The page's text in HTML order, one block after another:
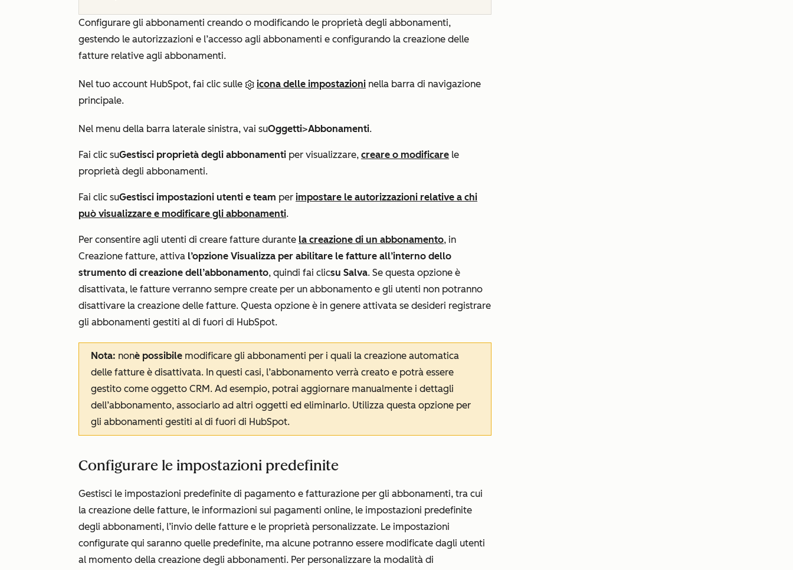
Configurare gli abbonamenti creando o modificando le proprietà degli abbonamenti,
gestendo le autorizzazioni e l’accesso agli abbonamenti e configurando la creazione delle
fatture relative agli abbonamenti.
Nel tuo account HubSpot, fai clic sulle icona delle impostazioni nella barra di navigazione
principale.
Nel menu della barra laterale sinistra, vai suOggetti>Abbonamenti.
Fai clic suGestisci proprietà degli abbonamenti per visualizzare, creare o modificare le
proprietà degli abbonamenti.
Fai clic suGestisci impostazioni utenti e team per impostare le autorizzazioni relative a chi
può visualizzare e modificare gli abbonamenti.
Per consentire agli utenti di creare fatture durante la creazione di un abbonamento, in
Creazione fatture, attiva l’opzione Visualizza per abilitare le fatture all’interno dello
strumento di creazione dell’abbonamento, quindi fai clicsu Salva. Se questa opzione è
disattivata, le fatture verranno sempre create per un abbonamento e gli utenti non potranno
disattivare la creazione delle fatture. Questa opzione è in genere attivata se desideri registrare
gli abbonamenti gestiti al di fuori di HubSpot.
Nota: nonè possibile modificare gli abbonamenti per i quali la creazione automatica
delle fatture è disattivata. In questi casi, l’abbonamento verrà creato e potrà essere
gestito come oggetto CRM. Ad esempio, potrai aggiornare manualmente i dettagli
dell’abbonamento, associarlo ad altri oggetti ed eliminarlo. Utilizza questa opzione per
gli abbonamenti gestiti al di fuori di HubSpot.
Configurare le impostazioni predefinite
Gestisci le impostazioni predefinite di pagamento e fatturazione per gli abbonamenti, tra cui
la creazione delle fatture, le informazioni sui pagamenti online, le impostazioni predefinite
degli abbonamenti, l’invio delle fatture e le proprietà personalizzate. Le impostazioni
configurate qui saranno quelle predefinite, ma alcune potranno essere modificate dagli utenti
al momento della creazione degli abbonamenti. Per personalizzare la modalità di